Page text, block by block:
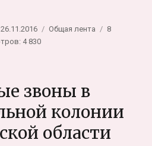
Опубликовано
26.11.2016 Рубрики
Общая лента
8
4 830
звоны в
колонии
области